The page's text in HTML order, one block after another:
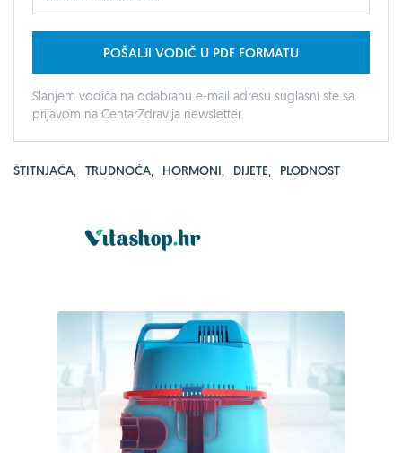
POŠALJI VODIČ U PDF FORMATU
Slanjem vodiča na odabranu e-mail adresu suglasni ste sa
prijavom na CentarZdravlja newsletter.
ŠTITNJAČA, TRUDNOĆA, HORMONI, DIJETE, PLODNOST